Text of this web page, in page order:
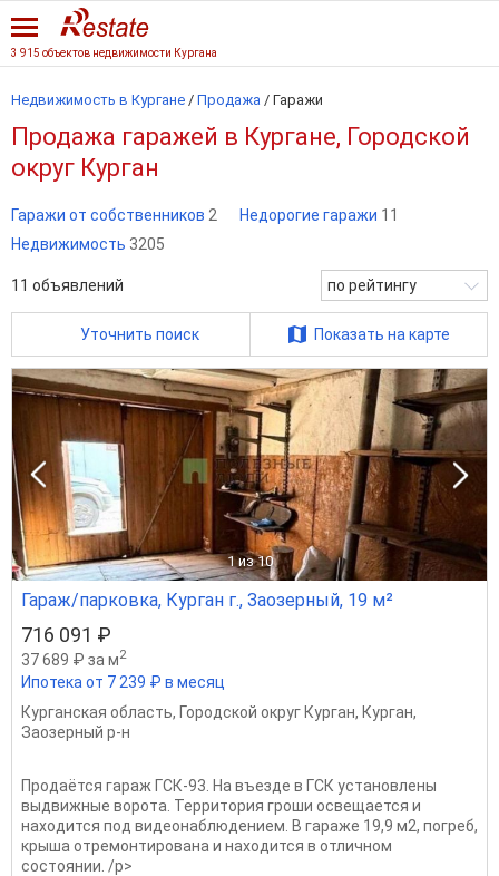
3 915 объектов недвижимости Кургана
Недвижимость в Кургане / Продажа / Гаражи
Продажа гаражей в Кургане, Городской
округ Курган
Гаражи от собственников 2 Недорогие гаражи 11
Недвижимость 3205
11 объявлений по рейтингу
Уточнить поиск Показать на карте
1 из 10
Гараж/парковка, Курган г., Заозерный, 19 м²
716 091 ₽
37 689 ₽ за м2
Ипотека от 7 239 ₽ в месяц
Курганская область, Городской округ Курган, Курган,
Заозерный р-н
Продаётся гараж ГСК-93. На въезде в ГСК установлены
выдвижные ворота. Территория гроши освещается и
находится под видеонаблюдением. В гараже 19,9 м2, погреб,
крыша отремонтирована и находится в отличном
состоянии. /p>